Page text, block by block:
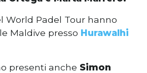
World Padel Tour hanno
Maldive presso Hurawalhi
presenti anche Simon